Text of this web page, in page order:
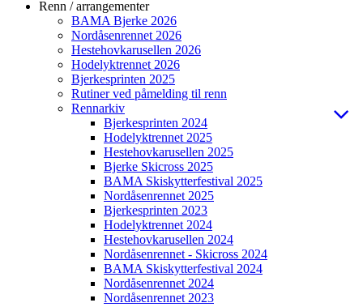
Renn / arrangementer
BAMA Bjerke 2026
Nordåsenrennet 2026
Hestehovkarusellen 2026
Hodelyktrennet 2026
Bjerkesprinten 2025
Rutiner ved påmelding til renn
Rennarkiv
Bjerkesprinten 2024
Hodelyktrennet 2025
Hestehovkarusellen 2025
Bjerke Skicross 2025
BAMA Skiskytterfestival 2025
Nordåsenrennet 2025
Bjerkesprinten 2023
Hodelyktrennet 2024
Hestehovkarusellen 2024
Nordåsenrennet - Skicross 2024
BAMA Skiskytterfestival 2024
Nordåsenrennet 2024
Nordåsenrennet 2023